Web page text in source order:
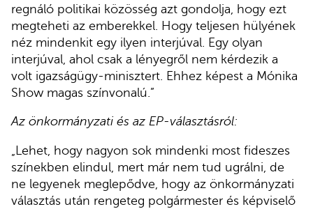
regnáló politikai közösség azt gondolja, hogy ezt
megteheti az emberekkel. Hogy teljesen hülyének
néz mindenkit egy ilyen interjúval. Egy olyan
interjúval, ahol csak a lényegről nem kérdezik a
volt igazságügy-minisztert. Ehhez képest a Mónika
Show magas színvonalú.”
Az önkormányzati és az EP-választásról:
„Lehet, hogy nagyon sok mindenki most fideszes
színekben elindul, mert már nem tud ugrálni, de
ne legyenek meglepődve, hogy az önkormányzati
választás után rengeteg polgármester és képviselő